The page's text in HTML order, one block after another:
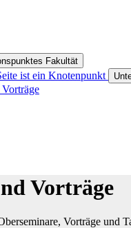
Fakultät
ist ein Knotenpunkt
Vorträge
Vorträge und